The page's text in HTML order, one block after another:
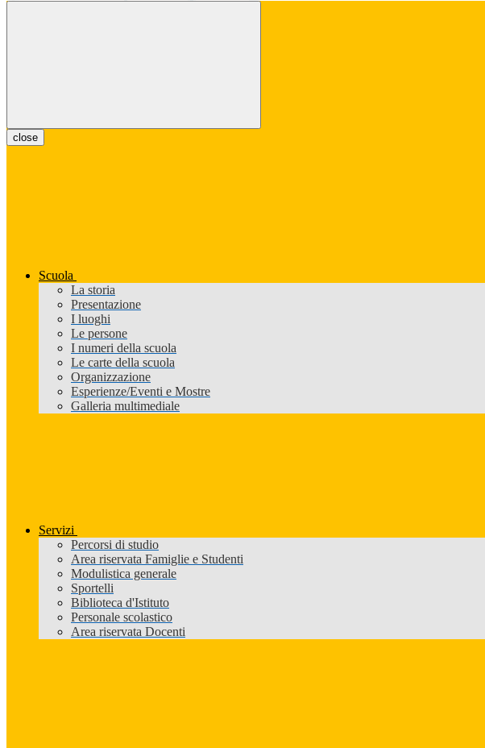
close
Scuola
La storia
Presentazione
I luoghi
Le persone
I numeri della scuola
Le carte della scuola
Organizzazione
Esperienze/Eventi e Mostre
Galleria multimediale
Servizi
Percorsi di studio
Area riservata Famiglie e Studenti
Modulistica generale
Sportelli
Biblioteca d'Istituto
Personale scolastico
Area riservata Docenti